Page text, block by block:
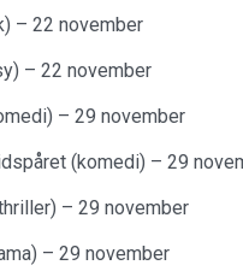
– 22 november
– 22 november
– 29 november
(komedi) – 29
– 29 november
– 29 november